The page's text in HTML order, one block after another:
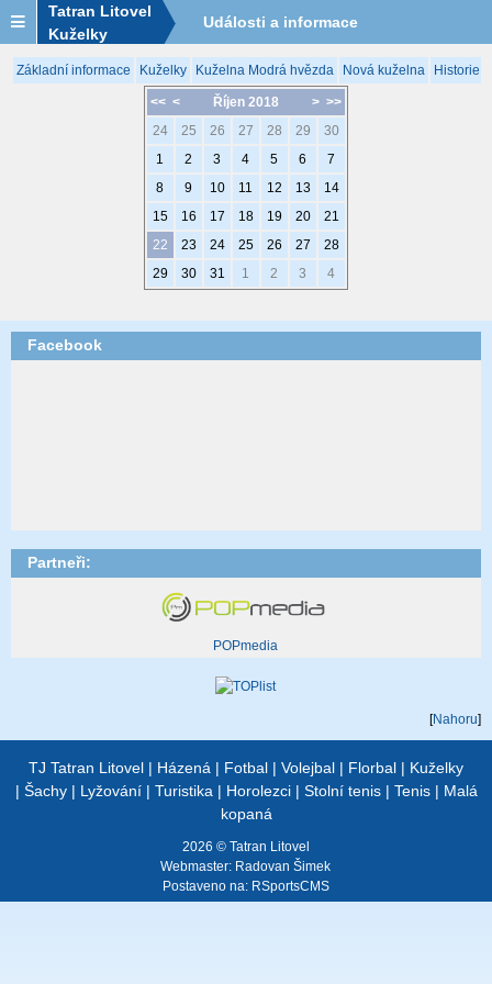
Tatran Litovel
Kuželky
Události a informace
Základní informace Kuželky Kuželna Modrá hvězda Nová kuželna Historie
<< < > >>
Říjen 2018
24
25 26 27 28 29
30
1
2 3 4 5 6
7
8
9 10 11 12 13
14
15
16 17 18 19 20
21
22
23 24 25 26 27
28
29
30 31 1 2 3 4
Facebook
Partneři:
POPmedia
[Nahoru]
TJ Tatran Litovel | Házená | Fotbal | Volejbal | Florbal | Kuželky
| Šachy| Lyžování| Turistika | Horolezci| Stolní tenis| Tenis| Malá
kopaná
2026 © Tatran Litovel
Webmaster: Radovan Šimek
Postaveno na: RSportsCMS